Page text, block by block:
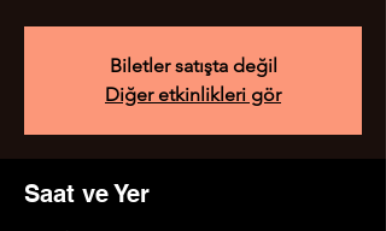
Biletler satışta değil
Diğer etkinlikleri gör
Saat ve Yer